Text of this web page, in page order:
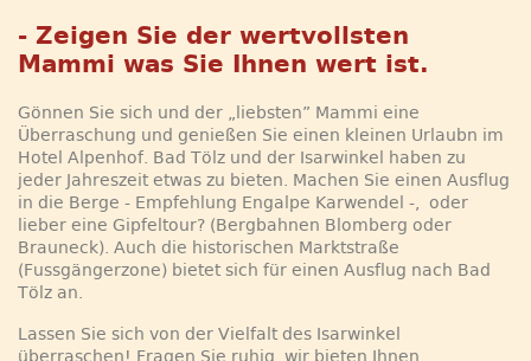
- Zeigen Sie der wertvollsten
Mammi was Sie Ihnen wert ist.
Gönnen Sie sich und der „liebsten” Mammi eine
Überraschung und genießen Sie einen kleinen Urlaubn im
Hotel Alpenhof. Bad Tölz und der Isarwinkel haben zu
jeder Jahreszeit etwas zu bieten. Machen Sie einen Ausflug
in die Berge - Empfehlung Engalpe Karwendel -, oder
lieber eine Gipfeltour? (Bergbahnen Blomberg oder
Brauneck). Auch die historischen Marktstraße
(Fussgängerzone) bietet sich für einen Ausflug nach Bad
Tölz an.
Lassen Sie sich von der Vielfalt des Isarwinkel
überraschen! Fragen Sie ruhig, wir bieten Ihnen